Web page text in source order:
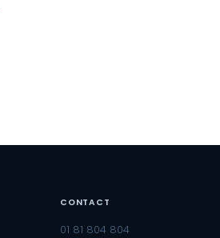
CONTACT
01 81 804 804